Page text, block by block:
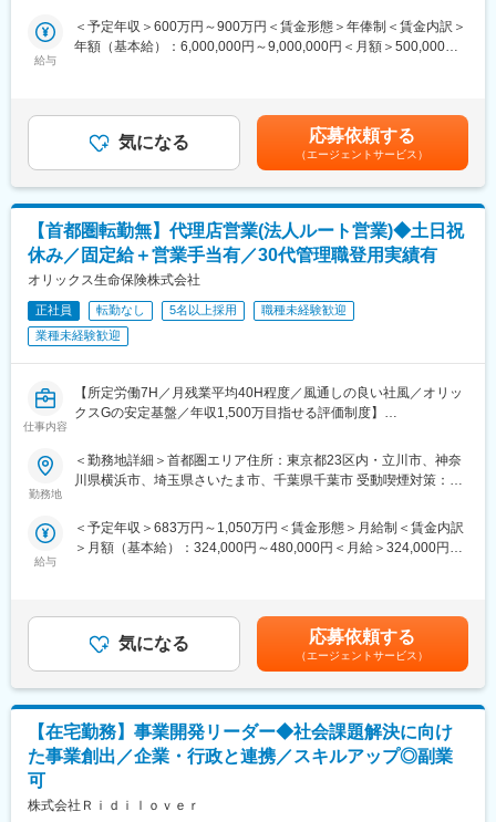
変更の範囲：会社の定める業務
い追い風を受けています。衛星打上げ市場が年々拡大する中、イ
プシロンロケットによる打上げ輸送サービス事業を確立すること
株式会社IHIエアロスペース（群馬県富岡市藤木900番地）
宇宙機器、防衛機器等の設計、製造、販売及び航空部品の製造、
販売など
<求人管理番号：01040189>
変更の範囲：会社の定める業務
■業務内容
社長、農場長と連携して、指揮をとっていただきます。
ビジネスモデル（目標）の設計と収支計画 ※調査・分析を含む
組織の構築（人材採用・プロジェクトチームの組成）
外部パートナー・提携先との折衝や関係先との契約の取りまとめ
広告宣伝戦略
顧客獲得
地元関係者とのコミュニケーション・関係づくり（川口本社から
車で片道約2時間を想定）
2.直営店「BROOKS Greenlit Cafe Minami Aoyama」
3.直営店「1110 CAFE/BAKERY」
5.ポップコーンマシンおよびコールドプレスジュースマシンの販
売・修理
給与
＜予定年収＞600万円～900万円＜賃金形態＞年俸制＜賃金内訳＞
年額（基本給）：6,000,000円～9,000,000円＜月額＞500,000円
考を通じて上下する可能性があります。月給(月額)は固定手当を含
めた表記です。
気になる 応募依頼する
（エージェントサービス）
【首都圏転勤無】代理店営業(法人ルート営業)◆土日祝
休み／固定給＋営業手当有／30代管理職登用実績有
オリックス生命保険株式会社
正社員 転勤なし 5名以上採用
職種未経験歓迎
業種未経験歓迎
仕事内容
【所定労働7H／月残業平均40H程度／風通しの良い社風／オリッ
クスGの安定基盤／年収1,500万目指せる評価制度】
■業務概要
保険販売を委託している代理店に自社商品の販売促進に向けたコ
自社商品のシェア拡大のみならず、代理店の（他社商品含め）販
売量と顧客満足度を増加させるために、人材育成・マーケティン
■業務内容
一人当たり30～40店ほどの代理店を担当し以下の業務を行いま
す。
・当社商品の販売研修
・代理店向け営業施策の企画実行
・代理店の経営課題解決に向けた提案
勤務地
＜勤務地詳細＞首都圏エリア住所：東京都23区内・立川市、神奈
川県横浜市、埼玉県さいたま市、千葉県千葉市 受動喫煙対策：屋
む）
給与
＜予定年収＞683万円～1,050万円＜賃金形態＞月給制＜賃金内訳
＞月額（基本給）：324,000円～480,000円＜月給＞324,000円～
る可能性があります。月給(月額)は固定手当を含めた表記です。
気になる 応募依頼する
（エージェントサービス）
【在宅勤務】事業開発リーダー◆社会課題解決に向け
た事業創出／企業・行政と連携／スキルアップ◎副業
可
株式会社Ｒｉｄｉｌｏｖｅｒ